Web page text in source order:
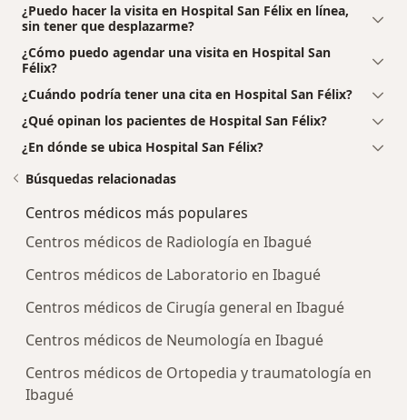
¿Puedo hacer la visita en Hospital San Félix en línea,
sin tener que desplazarme?
¿Cómo puedo agendar una visita en Hospital San
Félix?
¿Cuándo podría tener una cita en Hospital San Félix?
¿Qué opinan los pacientes de Hospital San Félix?
¿En dónde se ubica Hospital San Félix?
Búsquedas relacionadas
Centros médicos más populares
Centros médicos de Radiología en Ibagué
Centros médicos de Laboratorio en Ibagué
Centros médicos de Cirugía general en Ibagué
Centros médicos de Neumología en Ibagué
Centros médicos de Ortopedia y traumatología en
Ibagué